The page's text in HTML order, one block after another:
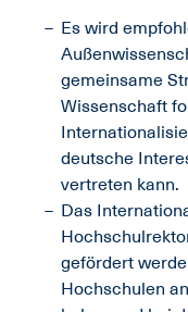
Es wird
gemeinsame
Wissenschaft
deutsche
vertreten kann.
Das
gefördert
Hochschulen